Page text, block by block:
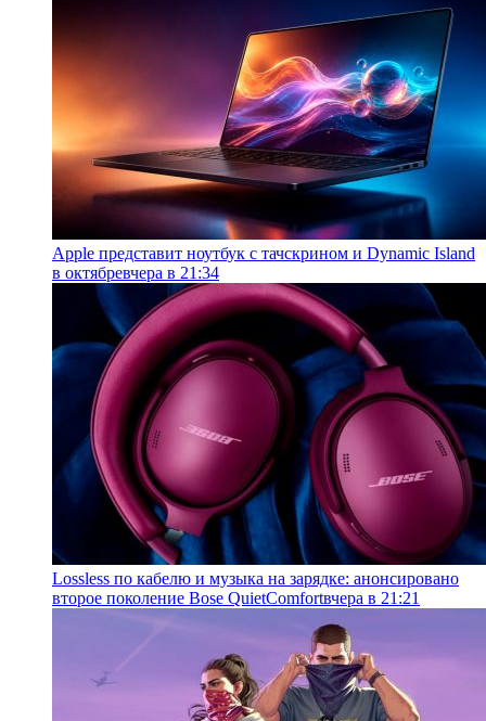
Apple представит ноутбук с тачскрином и Dynamic Island
в октябревчера в 21:34
Lossless по кабелю и музыка на зарядке: анонсировано
второе поколение Bose QuietComfortвчера в 21:21